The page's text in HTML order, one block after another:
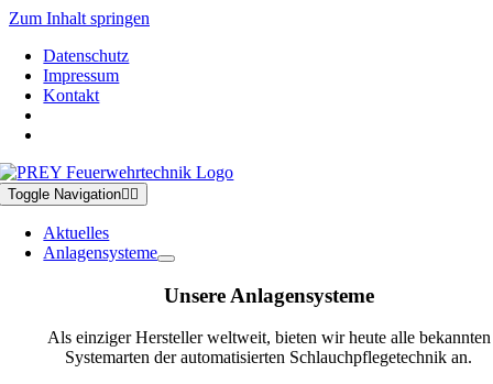
Zum Inhalt springen
Datenschutz
Impressum
Kontakt
Toggle Navigation
Aktuelles
Anlagensysteme
Unsere Anlagensysteme
Als einziger Hersteller weltweit, bieten wir heute alle bekannten
Systemarten der automatisierten Schlauchpflegetechnik an.